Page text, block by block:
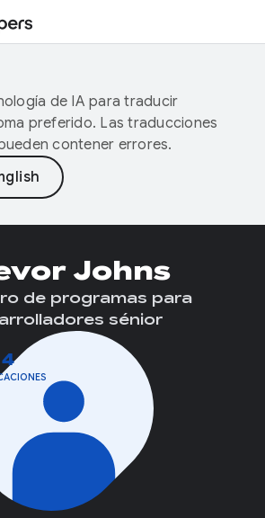
de IA para traducir
preferido. Las traducciones
contener errores.
4
Johns
de programas para
sénior